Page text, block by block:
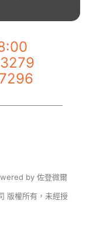
by 佐登微爾
版權所有，未經授